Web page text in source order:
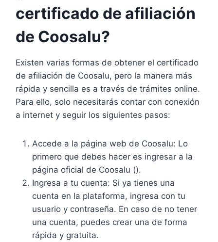
certificado de afiliación
de Coosalu?
Existen varias formas de obtener el certificado
de afiliación de Coosalu, pero la manera más
rápida y sencilla es a través de trámites online.
Para ello, solo necesitarás contar con conexión
a internet y seguir los siguientes pasos:
Accede a la página web de Coosalu: Lo
primero que debes hacer es ingresar a la
página oficial de Coosalu ().
Ingresa a tu cuenta: Si ya tienes una
cuenta en la plataforma, ingresa con tu
usuario y contraseña. En caso de no tener
una cuenta, puedes crear una de forma
rápida y gratuita.